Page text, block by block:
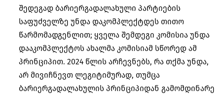
შედეგად ბარიერგადალახული პარტიების
საფუძველზე უნდა დაკომპლექტდეს თითო
წარმომადგენლით; ყველა შემდეგი კომისია უნდა
დააკომპლექტოს ახალმა კომისიამ სწორედ ამ
პრინციპით. 2024 წლის არჩევნებს, რა თქმა უნდა,
არ მივიჩნევთ ლეგიტიმურად, თუმცა
ბარიერგადალახულის პრინციპიდან გამომდინარე